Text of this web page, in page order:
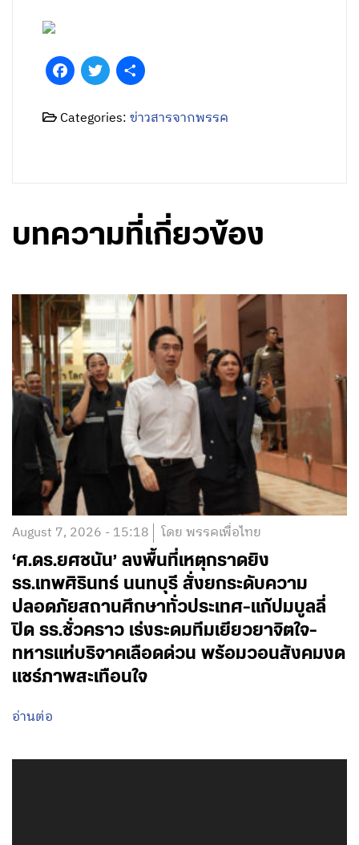
FacebookTwitter
Categories:ข่าวสารจากพรรค
บทความที่เกี่ยวข้อง
August 7, 2026 - 15:18 โดย พรรคเพื่อไทย
‘ศ.ดร.ยศชนัน’ ลงพื้นที่เหตุกราดยิง
รร.เทพศิรินทร์ นนทบุรี สั่งยกระดับความ
ปลอดภัยสถานศึกษาทั่วประเทศ-แก้ปมบูลลี่
ปิด รร.ชั่วคราว เร่งระดมทีมเยียวยาจิตใจ-
ทหารแห่บริจาคเลือดด่วน พร้อมวอนสังคมงด
แชร์ภาพสะเทือนใจ
อ่านต่อ